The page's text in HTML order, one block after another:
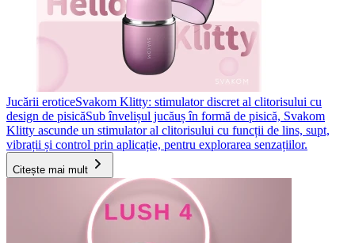
Jucării eroticeSvakom Klitty: stimulator discret al clitorisului cu
design de pisicăSub învelișul jucăuș în formă de pisică, Svakom
Klitty ascunde un stimulator al clitorisului cu funcții de lins, supt,
vibrații și control prin aplicație, pentru explorarea senzațiilor.
Citește mai mult